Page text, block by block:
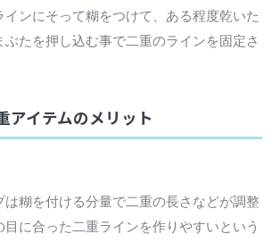
インにそって糊をつけて、ある程度乾いた
ぶたを押し込む事で二重のラインを固定さ
アイテムのメリット
は糊を付ける分量で二重の長さなどが調整
目に合った二重ラインを作りやすいという